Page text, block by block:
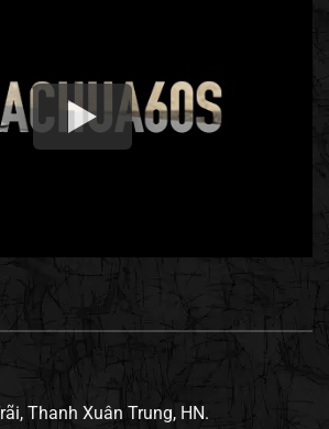
Thanh Xuân Trung, HN.